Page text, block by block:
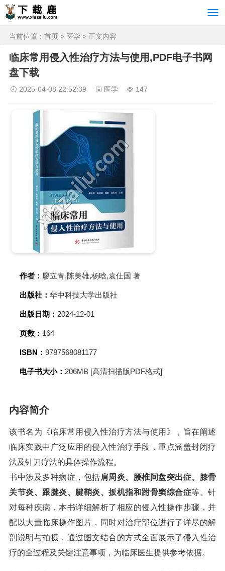
当前位置： 首页 > 医学 > 正文内容
临床常用侵入性治疗方法与使用,PDF电子书网
盘下载
2025-04-08 22:52:39 医学 147
作者： 廖立青,陈美雄,杨晗,袁仕国 著
出版社： 华中科技大学出版社
出版日期： 2024-12-01
页数： 164
ISBN： 9787568081177
电子书大小： 206MB [高清扫描版PDF格式]
内容简介
该书名为《临床常用侵入性治疗方法与使用》，旨在阐述
临床实践中广泛应用的侵入性治疗手段，重点涵盖封闭疗
法及针刀疗法的具体操作流程。
书中涉及多种病症，包括肩周炎、腰椎间盘突出症、膝骨
关节炎、跟腱炎、腱鞘炎、扳机指和跗骨窦综合症等。针
对每种疾病，本书详细解析了相应的侵入性操作步骤，并
配以大量临床操作图片，同时对治疗部位进行了详尽的解
剖说明与拍摄，通过图文结合的方式全面展示了侵入性治
疗的全过程及关键注意事项，为临床医生提供参考依据。